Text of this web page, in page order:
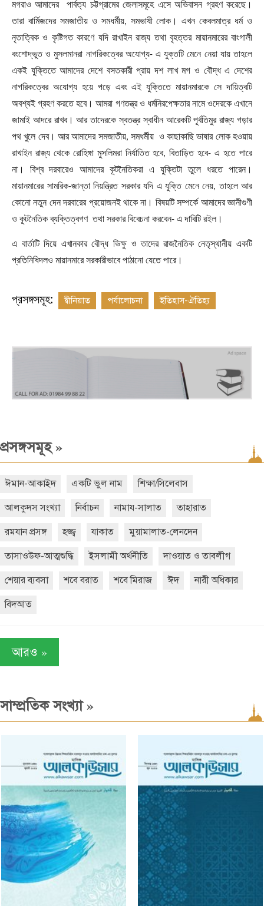
মগরাও আমাদের পার্বত্য চট্টগ্রামের জেলাসমূহে এসে অভিবাসন গ্রহণ করেছে।
তারা বার্মিজদের সমজাতীয় ও সমধর্মীয়, সমভাষী লোক। এখন কেবলমাত্র ধর্ম ও
নৃতাত্বিক ও কৃষ্টিগত কারণে যদি রাখাইন রাজ্য তথা বৃহত্তর মায়ানমারের বাংগালী
বংশোদ্ভুত ও মুসলমানরা নাগরিকত্বের অযোগ্য-এ যুক্তটি মেনে নেয়া যায় তাহলে
একই যুক্তিতে আমাদের দেশে বসতকারী প্রায় দশ লাখ মগ ও বৌদ্ধ এ দেশের
নাগরিকত্বের অযোগ্য হয়ে পড়ে এবং এই যুক্তিতে মায়ানমারকে সে দায়িত্বটি
অবশ্যই গ্রহণ করতে হবে। আমরা গণতন্ত্র ও ধর্মনিরপেক্ষতার নামে ওদেরকে এখানে
জামাই আদরে রাখব। আর তাদেরকে স্বতন্ত্র স্বাধীন আরেকটি পূর্বতিমুর রাজ্য গড়ার
পথ খুলে দেব। আর আমাদের সমজাতীয়,সমধর্মীয় ও কাছাকাছি ভাষার লোক হওয়ায়
রাখাইন রাজ্য থেকে রোহিঙ্গা মুসলিমরা নির্যাতিত হবে,বিতাড়িত হবে-এ হতে পারে
না। বিশ্ব দরবারেও আমাদের কূটনৈতিকরা এ যুক্তিটা তুলে ধরতে পারেন।
মায়ানমারের সামরিক-জান্তা নিয়ন্ত্রিত সরকার যদি এ যুক্তি মেনে নেয়,তাহলে আর
কোনো নতুন দেন দরবারের প্রয়োজনই থাকে না। বিষয়টি সম্পর্কে আমাদের জ্ঞানীগুণী
ও কূটনৈতিক ব্যক্তিত্বগণ তথা সরকার বিবেচনা করবেন- এ দাবিটি রইল।
এ বার্তাটি দিয়ে এখানকার বৌদ্ধ ভিক্ষু ও তাদের রাজনৈতিক নেতৃস্থানীয় একটি
প্রতিনিধিদলও মায়ানমারে সরকারীভাবে পাঠানো যেতে পারে।
প্রসঙ্গসমূহ: দ্বীনিয়াত পর্যালোচনা ইতিহাস-ঐতিহ্য
প্রসঙ্গসমূহ»
ঈমান-আকাইদ একটি ভুল নাম শিক্ষা/সিলেবাস
আলকুদস সংখ্যা নির্বাচন নামায-সালাত তাহারাত
রমযান প্রসঙ্গ হজ্জ্ব যাকাত মুয়ামালাত-লেনদেন
তাসাওউফ-আত্মশুদ্ধি ইসলামী অর্থনীতি দাওয়াত ও তাবলীগ
শেয়ার ব্যবসা শবে বরাত শবে মিরাজ ঈদ নারী অধিকার
বিদআত
আরও »
সাম্প্রতিক সংখ্যা»